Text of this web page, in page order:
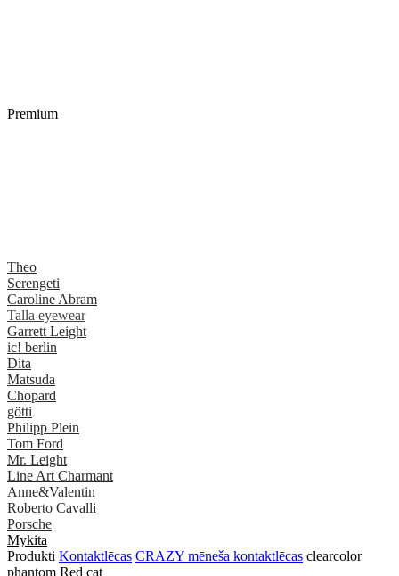
Premium
Theo
Serengeti
Caroline Abram
Talla eyewear
Garrett Leight
ic! berlin
Dita
Matsuda
Chopard
götti
Philipp Plein
Tom Ford
Mr. Leight
Line Art Charmant
Anne&Valentin
Roberto Cavalli
Porsche
Mykita
Produkti Kontaktlēcas CRAZY mēneša kontaktlēcas clearcolor
phantom Red cat